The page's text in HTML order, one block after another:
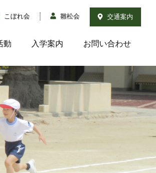
こぼれ会 雛松会 交通案内
動 入学案内 お問い合わせ